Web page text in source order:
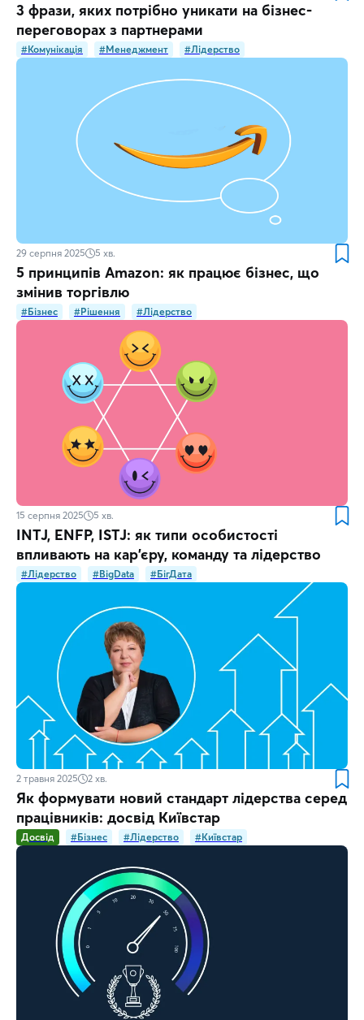
3 фрази, яких потрібно уникати на бізнес-
переговорах з партнерами
#Комунікація #Менеджмент #Лідерство
29 серпня 2025 5 хв.
5 принципів Amazon: як працює бізнес, що
змінив торгівлю
#Бізнес #Рішення #Лідерство
15 серпня 2025 5 хв.
INTJ, ENFP, ISTJ: як типи особистості
впливають на кар'єру, команду та лідерство
#Лідерство #BigData #БігДата
2 травня 2025 2 хв.
Як формувати новий стандарт лідерства серед
працівників: досвід Київстар
Досвід #Бізнес #Лідерство #Київстар